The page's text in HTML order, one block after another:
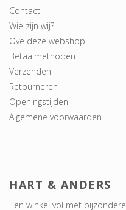
Contact
Wie zijn wij?
Ove deze webshop
Betaalmethoden
Verzenden
Retourneren
Openingstijden
Algemene voorwaarden
HART & ANDERS
Een winkel vol met bijzondere